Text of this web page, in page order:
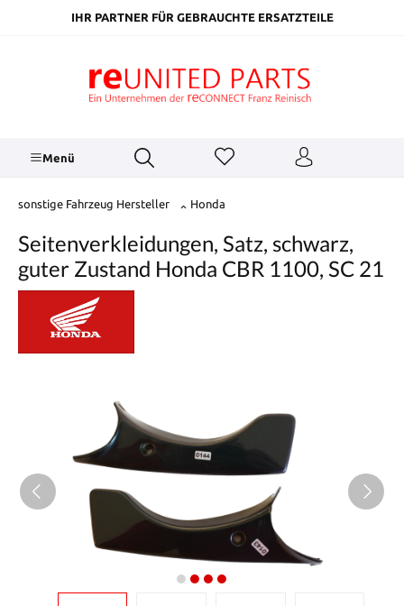
springenIHR PARTNER FÜR GEBRAUCHTE ERSATZTEILE
Menü
sonstige Fahrzeug Hersteller Honda
Seitenverkleidungen, Satz, schwarz,
guter Zustand Honda CBR 1100, SC 21